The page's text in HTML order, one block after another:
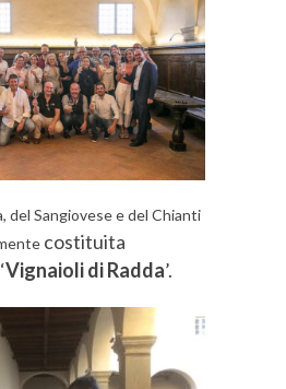
del Sangiovese e del Chianti
costituita
Vignaioli di Radda’.